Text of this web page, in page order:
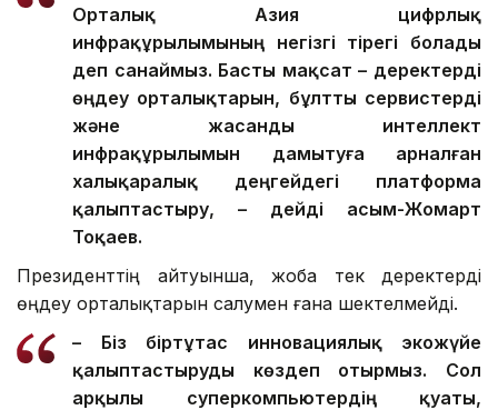
Орталық Азия цифрлық
инфрақұрылымының негізгі тірегі болады
деп санаймыз. Басты мақсат – деректерді
өңдеу орталықтарын, бұлтты сервистерді
және жасанды интеллект
инфрақұрылымын дамытуға арналған
халықаралық деңгейдегі платформа
қалыптастыру, – дейді Қасым-Жомарт
Тоқаев.
Президенттің айтуынша, жоба тек деректерді
өңдеу орталықтарын салумен ғана шектелмейді.
– Біз біртұтас инновациялық экожүйе
қалыптастыруды көздеп отырмыз. Сол
арқылы суперкомпьютердің қуаты,